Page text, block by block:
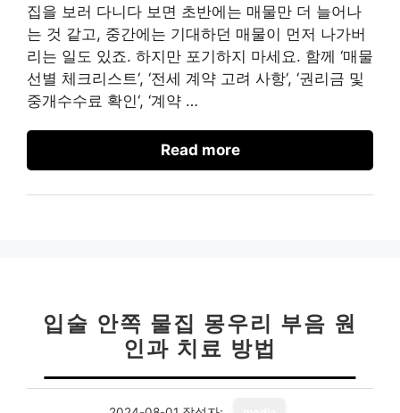
집을 보러 다니다 보면 초반에는 매물만 더 늘어나
는 것 같고, 중간에는 기대하던 매물이 먼저 나가버
리는 일도 있죠. 하지만 포기하지 마세요. 함께 ‘매물
선별 체크리스트‘, ‘전세 계약 고려 사항‘, ‘권리금 및
중개수수료 확인‘, ‘계약 …
Read more
입술 안쪽 물집 몽우리 부음 원
인과 치료 방법